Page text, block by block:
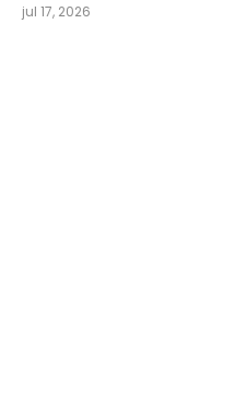
jul 17, 2026